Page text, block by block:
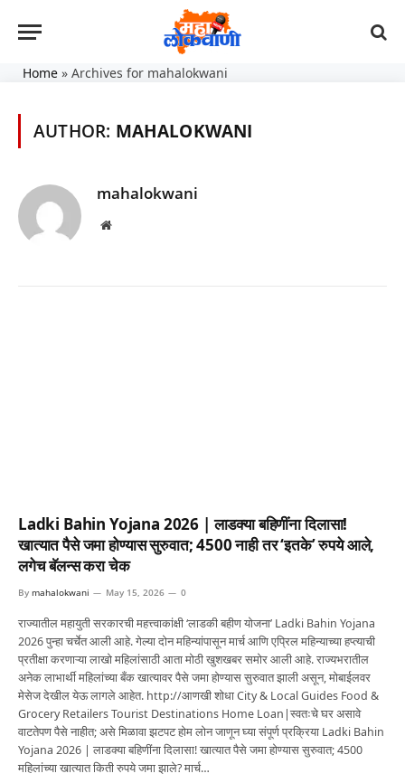
Home » Archives for mahalokwani
AUTHOR: MAHALOKWANI
mahalokwani
Website
Ladki Bahin Yojana 2026 | लाडक्या बहिणींना दिलासा!
खात्यात पैसे जमा होण्यास सुरुवात; 4500 नाही तर ‘इतके’ रुपये आले,
लगेच बॅलन्स करा चेक
By mahalokwani May 15, 2026 0
राज्यातील महायुती सरकारची महत्त्वाकांक्षी ‘लाडकी बहीण योजना’ Ladki Bahin Yojana
2026 पुन्हा चर्चेत आली आहे. गेल्या दोन महिन्यांपासून मार्च आणि एप्रिल महिन्याच्या हप्त्याची
प्रतीक्षा करणाऱ्या लाखो महिलांसाठी आता मोठी खुशखबर समोर आली आहे. राज्यभरातील
अनेक लाभार्थी महिलांच्या बँक खात्यावर पैसे जमा होण्यास सुरुवात झाली असून, मोबाईलवर
मेसेज देखील येऊ लागले आहेत. http://आणखी शोधा City & Local Guides Food &
Grocery Retailers Tourist Destinations Home Loan|स्वतःचे घर असावे
वाटतेपण पैसे नाहीत; असे मिळावा झटपट होम लोन जाणून घ्या संपूर्ण प्रक्रिया Ladki Bahin
Yojana 2026 | लाडक्या बहिणींना दिलासा! खात्यात पैसे जमा होण्यास सुरुवात; 4500
महिलांच्या खात्यात किती रुपये जमा झाले? मार्च…